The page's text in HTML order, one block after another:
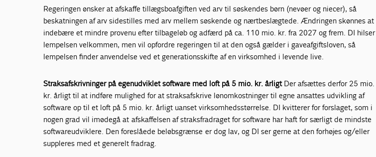
Regeringen ønsker at afskaffe tillægsboafgiften ved arv til søskendes børn (nevøer og niecer), så
beskatningen af arv sidestilles med arv mellem søskende og nærtbeslægtede. Ændringen skønnes at
indebære et mindre provenu efter tilbageløb og adfærd på ca. 110 mio. kr. fra 2027 og frem. DI hilser
lempelsen velkommen, men vil opfordre regeringen til at den også gælder i gaveafgiftsloven, så
lempelsen finder anvendelse ved et generationsskifte af en virksomhed i levende live.
Straksafskrivninger på egenudviklet software med loft på 5 mio. kr. årligt Der afsættes derfor 25 mio.
kr. årligt til at indføre mulighed for at straksafskrive lønomkostninger til egne ansattes udvikling af
software op til et loft på 5 mio. kr. årligt uanset virksomhedsstørrelse. DI kvitterer for forslaget, som i
nogen grad vil imødegå at afskaffelsen af straksfradraget for software har haft for særligt de mindste
softwareudviklere. Den foreslåede beløbsgrænse er dog lav, og DI ser gerne at den forhøjes og/eller
suppleres med et generelt fradrag.